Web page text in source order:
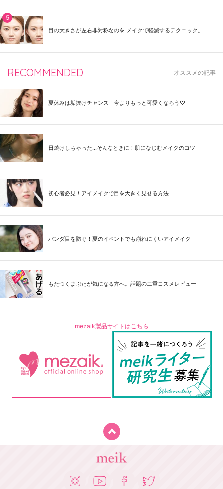
目の大きさが左右非対称なのを メイクで軽減するテクニック。
RECOMMENDED オススメの記事
夏休みは垢抜けチャンス！今よりもっと可愛くなろう♡
日焼けしちゃった...そんなときに！肌になじむメイクのコツ
初心者必見！アイメイクで目を大きく見せる方法
パンダ目を防ぐ！夏のイベントでも崩れにくいアイメイク
もたつくまぶたが気になる方へ。話題の二重コスメレビュー
mezaik製品サイトはこちら